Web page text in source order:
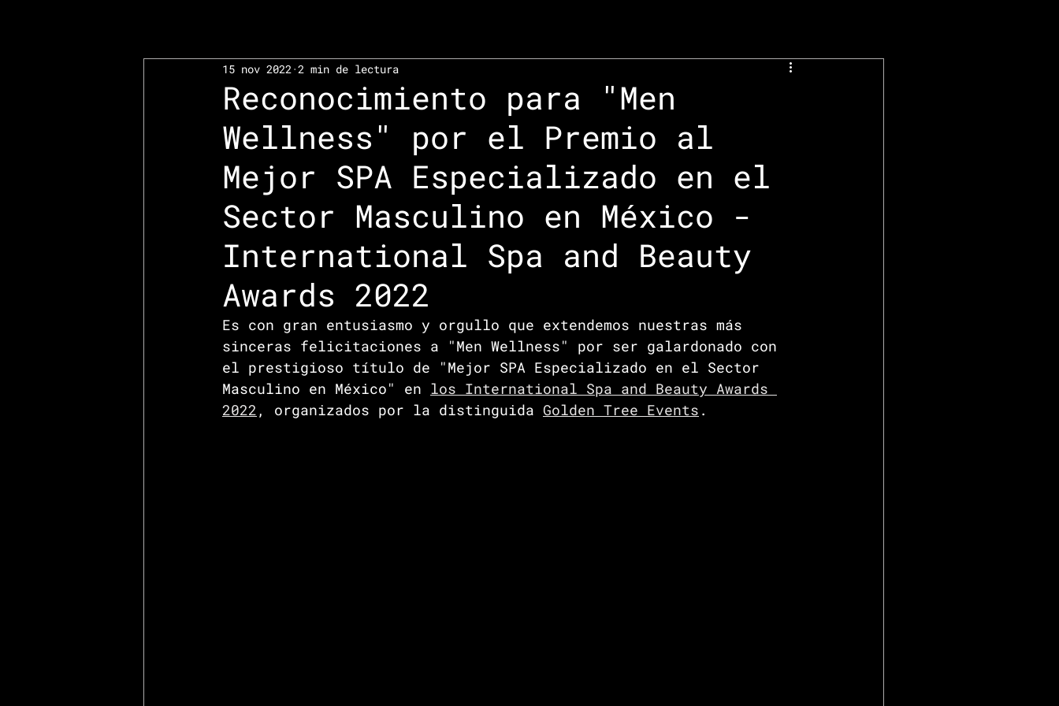
Reconocimiento para "Men
Wellness" por el Premio al
Mejor SPA Especializado en el
Sector Masculino en México -
International Spa and Beauty
Awards 2022
15 nov 2022 2 min de lectura
Es con gran entusiasmo y orgullo que extendemos nuestras más
sinceras felicitaciones a "Men Wellness" por ser galardonado con
el prestigioso título de "Mejor SPA Especializado en el Sector
Masculino en México" en los International Spa and Beauty Awards
2022, organizados por la distinguida Golden Tree Events .